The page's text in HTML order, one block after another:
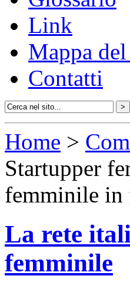
Link
Mappa
Contatti
Home >
Startupper
femminile in
La rete
femminile